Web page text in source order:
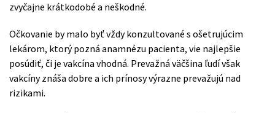
zvyčajne krátkodobé a neškodné.
Očkovanie by malo byť vždy konzultované s ošetrujúcim
lekárom, ktorý pozná anamnézu pacienta, vie najlepšie
posúdiť, či je vakcína vhodná. Prevažná väčšina ľudí však
vakcíny znáša dobre a ich prínosy výrazne prevažujú nad
rizikami.